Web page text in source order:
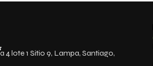
4 lote 1 Sitio 9, Lampa, Santiago,